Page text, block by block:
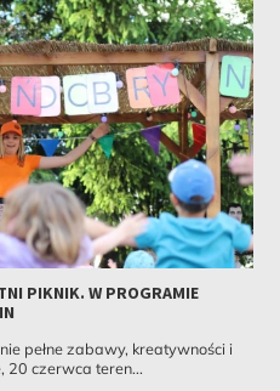
PIKNIK. W PROGRAMIE
pełne zabawy, kreatywności i
20 czerwca teren...